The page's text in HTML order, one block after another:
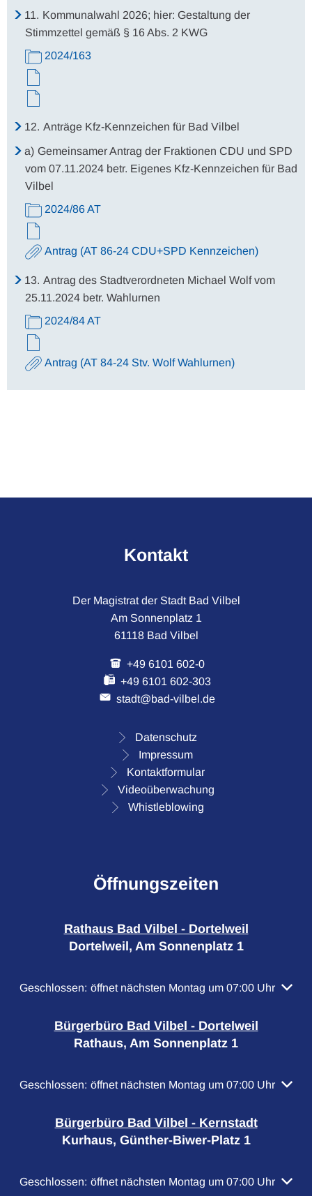
11. Kommunalwahl 2026; hier: Gestaltung der
Stimmzettel gemäß § 16 Abs. 2 KWG
2024/163
12. Anträge Kfz-Kennzeichen für Bad Vilbel
a) Gemeinsamer Antrag der Fraktionen CDU und SPD
vom 07.11.2024 betr. Eigenes Kfz-Kennzeichen für Bad
Vilbel
2024/86 AT
Antrag (AT 86-24 CDU+SPD Kennzeichen)
13. Antrag des Stadtverordneten Michael Wolf vom
25.11.2024 betr. Wahlurnen
2024/84 AT
Antrag (AT 84-24 Stv. Wolf Wahlurnen)
Kontakt
Der Magistrat der Stadt Bad Vilbel
Am Sonnenplatz 1
61118 Bad Vilbel
+49 6101 602-0
+49 6101 602-303
stadt@bad-vilbel.de
Datenschutz
Impressum
Kontaktformular
Videoüberwachung
Whistleblowing
Öffnungszeiten
Rathaus Bad Vilbel - Dortelweil
Dortelweil, Am Sonnenplatz 1
Klicken, um weitere Öffnungs- oder Schließzeiten
Geschlossen: öffnet nächsten Montag um 07:00 Uhr
Bürgerbüro Bad Vilbel - Dortelweil
Rathaus, Am Sonnenplatz 1
Klicken, um weitere Öffnungs- oder Schließzeiten
Geschlossen: öffnet nächsten Montag um 07:00 Uhr
Bürgerbüro Bad Vilbel - Kernstadt
Kurhaus, Günther-Biwer-Platz 1
Klicken, um weitere Öffnungs- oder Schließzeiten
Geschlossen: öffnet nächsten Montag um 07:00 Uhr